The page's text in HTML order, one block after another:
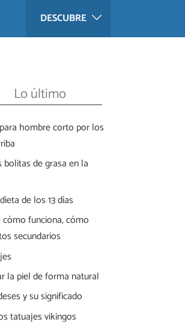
DESCUBRE
Lo último
hombre corto por los
de grasa en la
de los 13 días
cómo funciona, cómo
secundarios
la piel de forma natural
y su significado
tatuajes vikingos